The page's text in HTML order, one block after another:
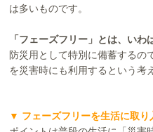
は多いものです。
「フェーズフリー」とは、いわ
防災用として特別に備蓄するの
を災害時にも利用するという考
▼ フェーズフリーを生活に取り